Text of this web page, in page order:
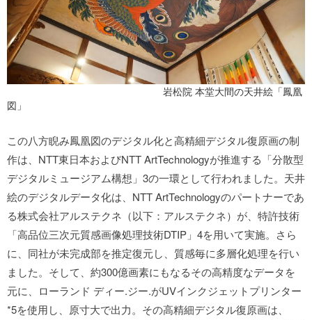
岩松院 本堂大間の天井絵「鳳凰
図」
この八方睨み鳳凰図のデジタル化と高精細デジタル復原画の制
作は、NTT東日本およびNTT ArtTechnologyが推進する「分散型
デジタルミュージアム構想」3の一環として行われました。天井
絵のデジタルデータ化は、NTT ArtTechnologyのパートナーであ
る株式会社アルステクネ（以下：アルステクネ）が、特許技術
「高品位三次元質感画像処理技術DTIP」4を用いて実施。さら
に、同社が未完成部を推定復元し、質感毎に多層化処理を行い
ました。そして、約300億画素にもなるその高精度なデータを
元に、ローランド ディー.ジー.がUVインクジェットプリンター
*5を使用し、原寸大で出力。その高精細デジタル復原画は、